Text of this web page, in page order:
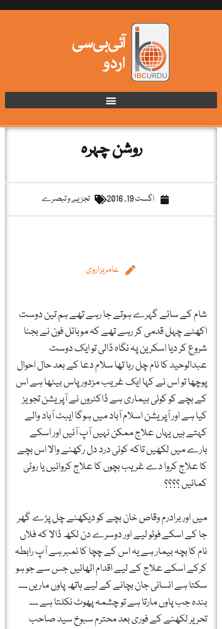
روشن چہرہ
اگست 19, 2016 تجزیے و تبصرے
عامرہزاروی
شام کے سائے گہرے ہوتے جا رہے تھے ہم تین دوست
اکھٹے چہل قدمی کر رہے تھے کہ موبائل فون نے بجنا
شروع کر دیا اسکرین پہ نگاہ ڈالی تو ایک دوست
عبدالوحید کا نام چل رہا تھا سلام دعا کے بعد حال احوال
پوچھا تو اس نے کہا ایک غریب مزدور پاس بیٹھا ہے اس
کے بچے کو کوئی بیماری ہے ڈاکٹروں نے آپریشن تجویز
کیا ہے اور آپریشن اسلام آباد میں ہوگا ایبٹ آباد والے
کہتے ہیں یہاں علاج ممکن نہیں آپ آئیں اور اسکے
بارے میں لکھیں تاکہ کوئی درد دل رکھنے والا اس بچے
کا علاج کروا دے غریب بچوں کا علاج کروائیں یا روٹی
کمائیں ؟؟؟؟
میں اور برادرم وقاص خان بچے کو دیکھنے چل پڑے گھر
جا کے اسکے فوٹو لیے اور دوسرے دن لکھ ڈالا کہ فلاں
نام کا بچہ بیمار ہے یہ اس کے چچا کا نمبر ہے آپ رابطہ
کرکے اسکے علاج کے لیے اقدام اٹھائیں جس سے جو ہو
سکتا ہے انسانی جان بچانے کے لیے ہاتھ پاوں ماریں ۔۔۔
بندہ جب پاوں مارتا ہے تو چشمہ پھوٹ نکلتا ہے ۔۔۔
تحریر لکھنے کے فوری بعد محترم سبوخ سید صاحب